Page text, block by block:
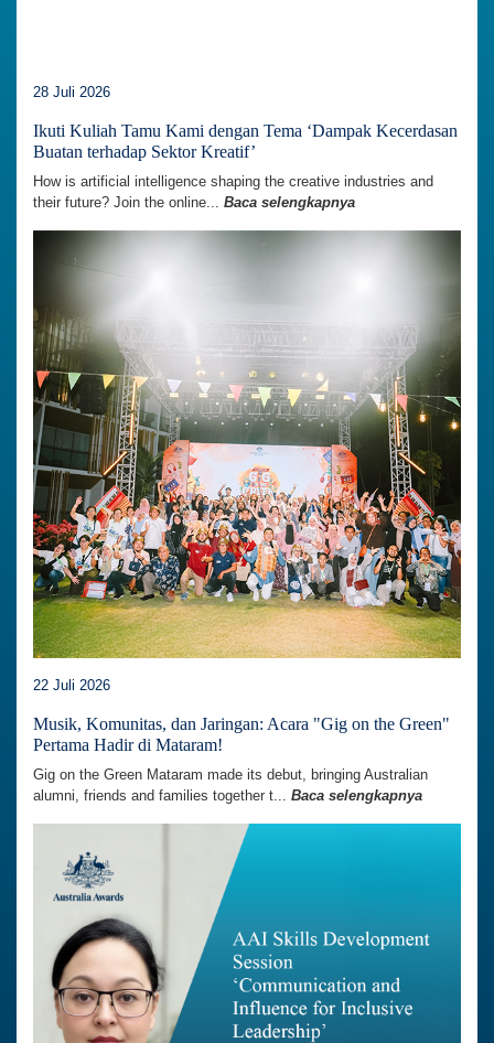
28 Juli 2026
Ikuti Kuliah Tamu Kami dengan Tema ‘Dampak Kecerdasan
Buatan terhadap Sektor Kreatif’
How is artificial intelligence shaping the creative industries and
their future? Join the online... Baca selengkapnya
22 Juli 2026
Musik, Komunitas, dan Jaringan: Acara "Gig on the Green"
Pertama Hadir di Mataram!
Gig on the Green Mataram made its debut, bringing Australian
alumni, friends and families together t... Baca selengkapnya